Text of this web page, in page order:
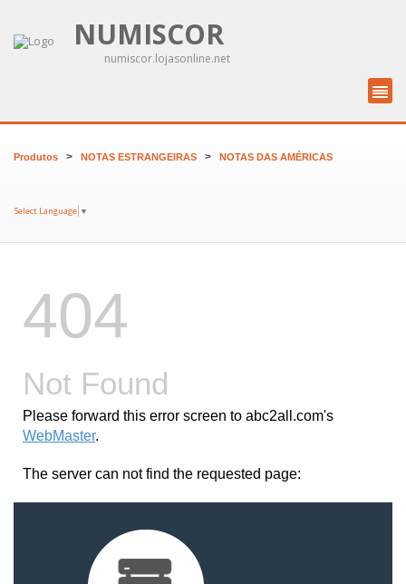
NUMISCOR
numiscor.lojasonline.net
Produtos > NOTAS ESTRANGEIRAS > NOTAS DAS AMÉRICAS
Select Language ▼